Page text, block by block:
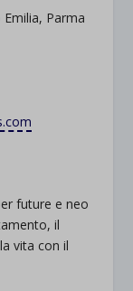
Emilia, Parma
future e neo
il
vita con il